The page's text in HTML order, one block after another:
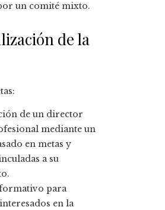
un comité mixto.
de la
de un director
mediante un
en metas y
a su
para
en la